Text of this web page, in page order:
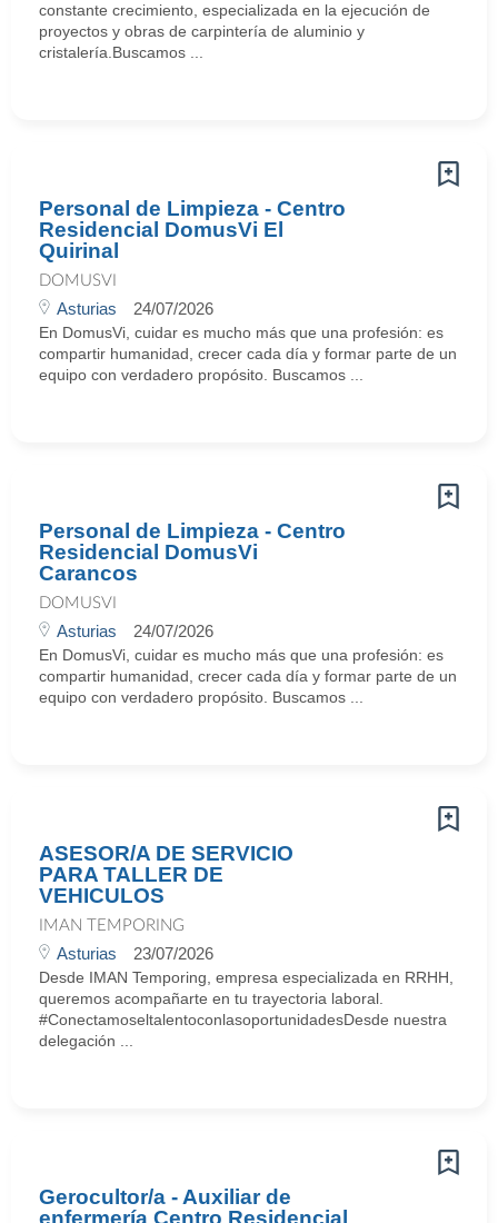
constante crecimiento, especializada en la ejecución de
proyectos y obras de carpintería de aluminio y
cristalería.Buscamos ...
Personal de Limpieza - Centro
Residencial DomusVi El
Quirinal
DOMUSVI
Asturias 24/07/2026
En DomusVi, cuidar es mucho más que una profesión: es
compartir humanidad, crecer cada día y formar parte de un
equipo con verdadero propósito. Buscamos ...
Personal de Limpieza - Centro
Residencial DomusVi
Carancos
DOMUSVI
Asturias 24/07/2026
En DomusVi, cuidar es mucho más que una profesión: es
compartir humanidad, crecer cada día y formar parte de un
equipo con verdadero propósito. Buscamos ...
ASESOR/A DE SERVICIO
PARA TALLER DE
VEHICULOS
IMAN TEMPORING
Asturias 23/07/2026
Desde IMAN Temporing, empresa especializada en RRHH,
queremos acompañarte en tu trayectoria laboral.
#ConectamoseltalentoconlasoportunidadesDesde nuestra
delegación ...
Gerocultor/a - Auxiliar de
enfermería Centro Residencial